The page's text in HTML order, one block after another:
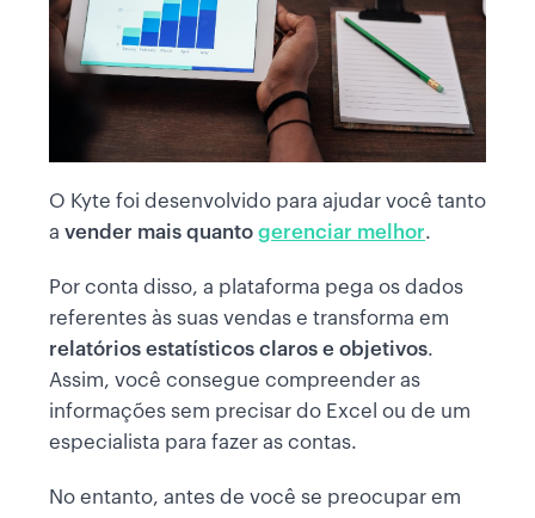
O Kyte foi desenvolvido para ajudar você tanto
a vender mais quanto gerenciar melhor.
Por conta disso, a plataforma pega os dados
referentes às suas vendas e transforma em
relatórios estatísticos claros e objetivos.
Assim, você consegue compreender as
informações sem precisar do Excel ou de um
especialista para fazer as contas.
No entanto, antes de você se preocupar em